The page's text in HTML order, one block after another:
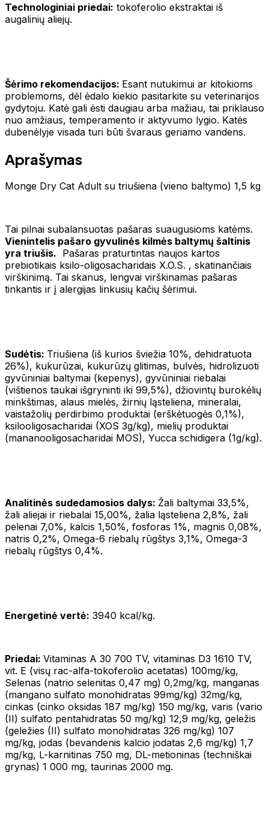
Technologiniai priedai: tokoferolio ekstraktai iš
augalinių aliejų.
Šėrimo rekomendacijos: Esant nutukimui ar kitokioms
problemoms, dėl ėdalo kiekio pasitarkite su veterinarijos
gydytoju. Katė gali ėsti daugiau arba mažiau, tai priklauso
nuo amžiaus, temperamento ir aktyvumo lygio. Katės
dubenėlyje visada turi būti švaraus geriamo vandens.
Aprašymas
Monge Dry Cat Adult su triušiena (vieno baltymo) 1,5 kg
Tai pilnai subalansuotas pašaras suaugusioms katėms.
Vienintelis pašaro gyvulinės kilmės baltymų šaltinis
yra triušis. Pašaras praturtintas naujos kartos
prebiotikais ksilo-oligosacharidais X.O.S. , skatinančiais
virškinimą. Tai skanus, lengvai virškinamas pašaras
tinkantis ir į alergijas linkusių kačių šėrimui.
Sudėtis: Triušiena (iš kurios šviežia 10%, dehidratuota
26%), kukurūzai, kukurūzų glitimas, bulvės, hidrolizuoti
gyvūniniai baltymai (kepenys), gyvūniniai riebalai
(vištienos taukai išgryninti iki 99,5%), džiovintų burokėlių
minkštimas, alaus mielės, žirnių ląsteliena, mineralai,
vaistažolių perdirbimo produktai (erškėtuogės 0,1%),
ksilooligosacharidai (XOS 3g/kg), mielių produktai
(mananooligosacharidai MOS), Yucca schidigera (1g/kg).
Analitinės sudedamosios dalys: Žali baltymai 33,5%,
žali aliejai ir riebalai 15,00%, žalia ląsteliena 2,8%, žali
pelenai 7,0%, kalcis 1,50%, fosforas 1%, magnis 0,08%,
natris 0,2%, Omega-6 riebalų rūgštys 3,1%, Omega-3
riebalų rūgštys 0,4%.
Energetinė vertė: 3940 kcal/kg.
Priedai: Vitaminas A 30 700 TV, vitaminas D3 1610 TV,
vit. E (visų rac-alfa-tokoferolio acetatas) 100mg/kg,
Selenas (natrio selenitas 0,47 mg) 0,2mg/kg, manganas
(mangano sulfato monohidratas 99mg/kg) 32mg/kg,
cinkas (cinko oksidas 187 mg/kg) 150 mg/kg, varis (vario
(II) sulfato pentahidratas 50 mg/kg) 12,9 mg/kg, geležis
(geležies (II) sulfato monohidratas 326 mg/kg) 107
mg/kg, jodas (bevandenis kalcio jodatas 2,6 mg/kg) 1,7
mg/kg, L-karnitinas 750 mg, DL-metioninas (techniškai
grynas) 1 000 mg, taurinas 2000 mg.